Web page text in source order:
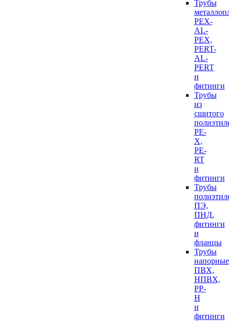
Трубы
PEX-
AL-
PEX,
PERT-
AL-
PERT
и
фитинги
Трубы
из
сшитого
PE-
X,
PE-
RT
и
фитинги
Трубы
ПЭ,
ПНД,
фитинги
и
фланцы
Трубы
напорные
ПВХ,
НПВХ,
PP-
H
и
фитинги